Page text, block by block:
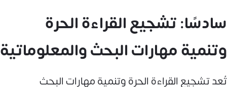
سادسًا: تشجيع القراءة الحرة
وتنمية مهارات البحث والمعلوماتية
تُعد تشجيع القراءة الحرة وتنمية مهارات البحث